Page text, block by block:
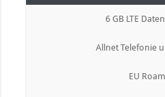
6 GB LTE
Allnet Telefonie
EU